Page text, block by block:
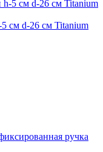
см d-26 см Titanium